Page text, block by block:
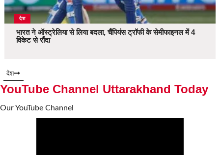
देश
भारत ने ऑस्ट्रेलिया से लिया बदला, चैंपियंस ट्रॉफी के सेमीफाइनल में 4
विकेट से रौंदा
देश
YouTube Channel Uttarakhand Today
Our YouTube Channel